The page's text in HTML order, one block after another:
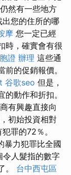
然有一些地方
您的住所的哪
摩 您一定已經
時，確實會有很
證 辦理 這些通
的促銷報價。
谷歌seo 但是，
動作和折扣。
有興趣直接向
初始投資相對
罪的72％。
暴力犯罪比全國
令人髮指的數字
。 台中西屯區